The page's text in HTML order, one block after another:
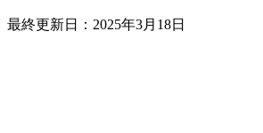
最終更新日：2025年3月18日